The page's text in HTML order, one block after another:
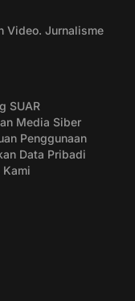
Video. Jurnalisme
SUAR
Media Siber
Penggunaan
Data Pribadi
Kami